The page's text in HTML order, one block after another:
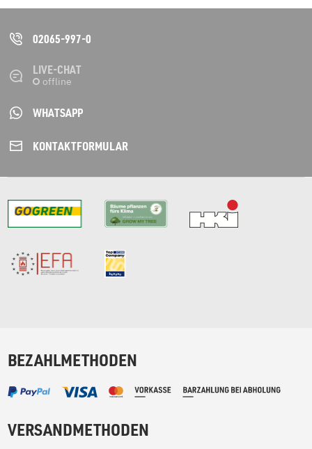
02065-997-0
LIVE-CHAT
WHATSAPP
KONTAKT­FORMULAR
BEZAHLMETHODEN
VERSANDMETHODEN